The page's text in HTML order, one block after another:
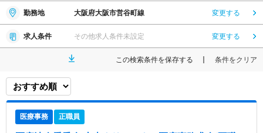
勤務地 大阪府大阪市営谷町線 変更する
求人条件 その他求人条件未設定 変更する
この検索条件を保存する 条件をクリア
医療事務 正職員